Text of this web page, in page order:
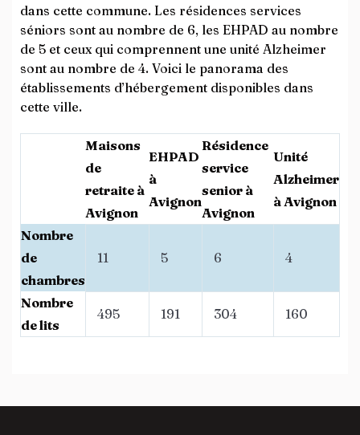
dans cette commune. Les résidences services
séniors sont au nombre de 6, les EHPAD au nombre
de 5 et ceux qui comprennent une unité Alzheimer
sont au nombre de 4. Voici le panorama des
établissements d’hébergement disponibles dans
cette ville.
Maisons
de
retraite à
Avignon
EHPAD
à
Avignon
Résidence
service
senior à
Avignon
Unité
Alzheimer
à Avignon
Nombre
de
chambres
11 5 6 4
Nombre
de lits
495 191 304 160